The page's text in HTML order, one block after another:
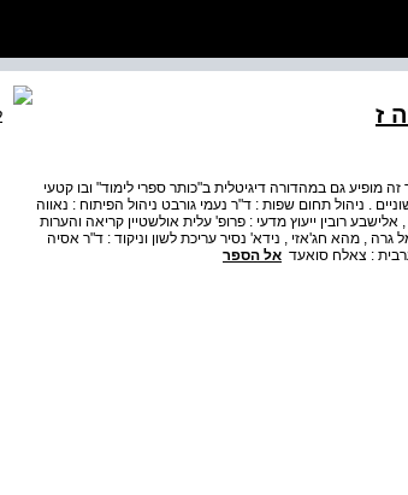
ז
מופיע גם במהדורה דיגיטלית ב"כותר ספרי לימוד" ובו קטעי
. ניהול תחום שפות : ד"ר נעמי גורבט ניהול הפיתוח : נאווה
רובין ייעוץ מדעי : פרופ' עלית אולשטיין קריאה והערות
, מהא חג'אזי , נידא' נסיר עריכת לשון וניקוד : ד"ר אסיה
: צאלח סואעד אל הספר